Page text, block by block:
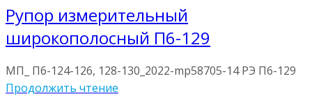
Рупор измерительный
широкополосный П6-129
МП_ П6-124-126, 128-130_2022-mp58705-14 РЭ П6-129
Продолжить чтение